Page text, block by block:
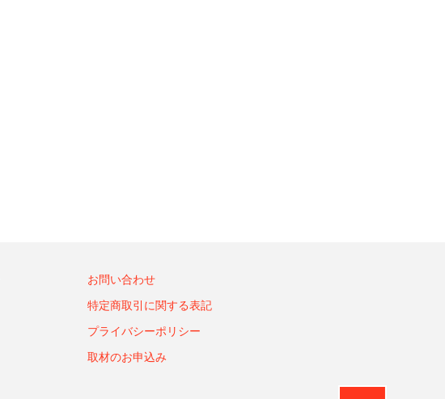
お問い合わせ
特定商取引に関する表記
プライバシーポリシー
取材のお申込み